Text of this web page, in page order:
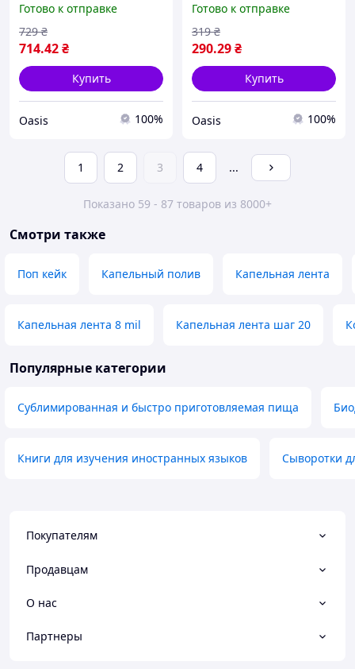
Пил) Micro Tea Powder
Cleanser 70 g - корейская
косметика для глубоко
Готово к отправке
714.42₴
729 ₴
Купить
Oasis 100%
Daeng Gi Meo Ri Vitalizing
Hair Essence 100 мл -
корейское средство для
питания
Готово к отправке
290.29₴
319 ₴
Купить
Oasis 100%
1 2 3 4 ...
Показано 59 - 87 товаров из 8000+
Смотри также
Поп кейк Капельный полив Капельная лента
Капельная лента 8 mil Капельная лента шаг 20
Популярные категории
Сублимированная и быстро приготовляемая пища
Книги для изучения иностранных языков Сыворотки
Покупателям
Продавцам
О нас
Партнеры